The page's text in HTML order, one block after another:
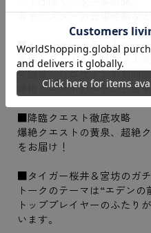
各モンスターの登場時期な
■モンスターイラストコレ
美麗イラストを公開する人気
今回は、ハロウィンの期間
爆絶クエストのエデンと黄
■降臨クエスト徹底攻略
爆絶クエストの黄泉、超絶
をお届け！
■タイガー桜井＆宮坊のガ
トークのテーマは“エデンの
トッププレイヤーのふたり
います。